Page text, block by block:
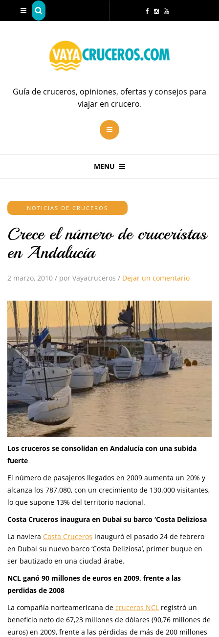
Guía de cruceros, opiniones, ofertas y consejos para
viajar en crucero.
MENU
NOTICIAS DE CRUCEROS
Crece el número de cruceristas
en Andalucía
2 marzo, 2010 / por Vayacruceros / Dejar un comentario
Los cruceros se consolidan en Andalucía con una subida
fuerte
El número de pasajeros llegados en 2009 aumenta un 20% y
alcanza los 787.080, con un crecimiento de 130.000 visitantes,
lo que supone 13% del territorio nacional.
Costa Cruceros inaugura en Dubai su barco ‘Costa Deliziosa
La naviera Costa Cruceros inauguró el pasado 24 de febrero
en Dubai su nuevo barco ‘Costa Deliziosa’, primer buque en
ser bautizado en una ciudad árabe.
NCL ganó 90 millones de euros en 2009, frente a las
perdidas de 2008
La compañía norteamericana de cruceros NCL registró un
beneficio neto de 67,23 millones de dólares (90,76 millones de
euros) en 2009, frente a las pérdidas de más de 200 millones